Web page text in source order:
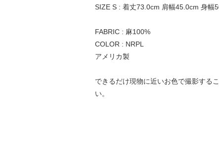
SIZE S : 着丈73.0cm 肩幅45.0cm 身幅
FABRIC : 麻100%
COLOR : NRPL
アメリカ製
できるだけ現物に近いお色で撮影する
い。